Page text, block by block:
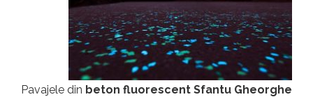
Pavajele din beton fluorescent Sfantu Gheorghe